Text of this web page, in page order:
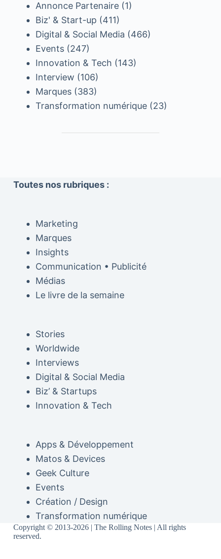
Annonce Partenaire(1)
Biz' & Start-up (411)
Digital & Social Media (466)
Events(247)
Innovation & Tech (143)
Interview (106)
Marques(383)
Transformation numérique(23)
Toutes nos rubriques :
Marketing
Marques
Insights
Communication • Publicité
Médias
Le livre de la semaine
Stories
Worldwide
Interviews
Digital & Social Media
Biz’ & Startups
Innovation & Tech
Apps & Développement
Matos & Devices
Geek Culture
Events
Création / Design
Transformation numérique
Copyright © 2013-2026 | The Rolling Notes | All rights
reserved.